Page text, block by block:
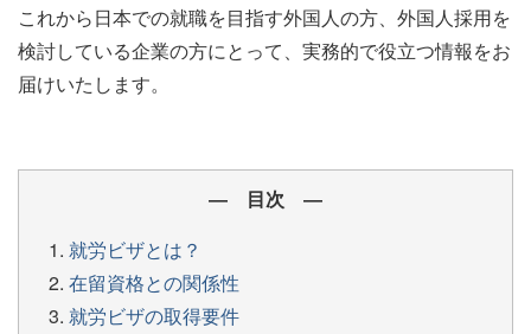
これから日本での就職を目指す外国人の方、外国人採用を
検討している企業の方にとって、実務的で役立つ情報をお
届けいたします。
― 目次 ―
就労ビザとは？
在留資格との関係性
就労ビザの取得要件